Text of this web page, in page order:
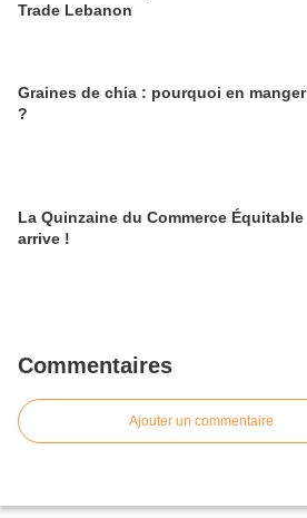
Trade Lebanon
Graines de chia : pourquoi en manger
?
La Quinzaine du Commerce Équitable
arrive !
Commentaires
Ajouter un commentaire